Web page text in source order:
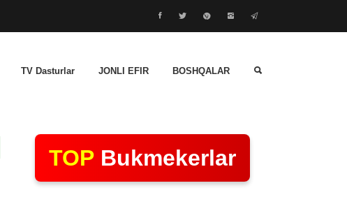
TV Dasturlar JONLI EFIR BOSHQALAR
TOP Bukmekerlar